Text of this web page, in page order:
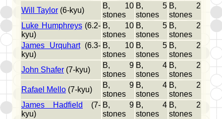
Will Taylor (6-kyu)
B, 10
stones
B, 5
stones
B, 2
stones
Luke Humphreys(6.2-
kyu)
B, 10
stones
B, 5
stones
B, 2
stones
James Urquhart(6.3-
kyu)
B, 10
stones
B, 5
stones
B, 2
stones
John Shafer (7-kyu)
B, 9
stones
B, 4
stones
B, 2
stones
Rafael Mello (7-kyu)
B, 9
stones
B, 4
stones
B, 2
stones
James Hadfield
(7-
kyu)
B, 9
stones
B, 4
stones
B, 2
stones